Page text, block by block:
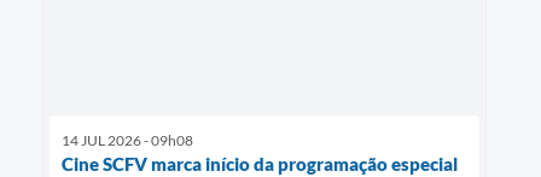
14 JUL 2026 - 09h08
Cine SCFV marca início da programação especial